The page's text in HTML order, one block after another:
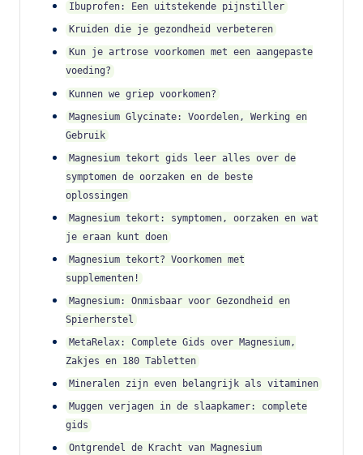
Ibuprofen: Een uitstekende pijnstiller
Kruiden die je gezondheid verbeteren
Kun je artrose voorkomen met een aangepaste
voeding?
Kunnen we griep voorkomen?
Magnesium Glycinate: Voordelen, Werking en
Gebruik
Magnesium tekort gids leer alles over de
symptomen de oorzaken en de beste
oplossingen
Magnesium tekort: symptomen, oorzaken en wat
je eraan kunt doen
Magnesium tekort? Voorkomen met
supplementen!
Magnesium: Onmisbaar voor Gezondheid en
Spierherstel
MetaRelax: Complete Gids over Magnesium,
Zakjes en 180 Tabletten
Mineralen zijn even belangrijk als vitaminen
Muggen verjagen in de slaapkamer: complete
gids
Ontgrendel de Kracht van Magnesium